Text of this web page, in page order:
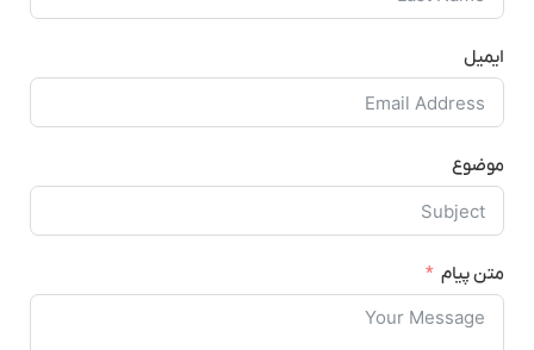
ایمیل
موضوع
متن پیام